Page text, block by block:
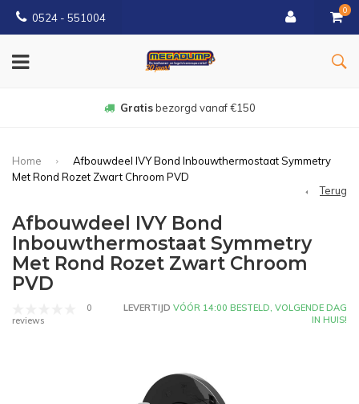
0524 - 551004
0
Gratisbezorgd vanaf €150
Home
Afbouwdeel IVY Bond Inbouwthermostaat Symmetry
Met Rond Rozet Zwart Chroom PVD
Terug
Afbouwdeel IVY Bond
Inbouwthermostaat Symmetry
Met Rond Rozet Zwart Chroom
PVD
0
reviews
LEVERTIJD VÓÓR 14:00 BESTELD, VOLGENDE DAG
IN HUIS!